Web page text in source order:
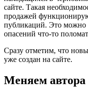
сайте. Такая
продажей
публикаций. Это можно
опасений что-то
Сразу отметим, что
уже создан на сайте.
Меняем автора